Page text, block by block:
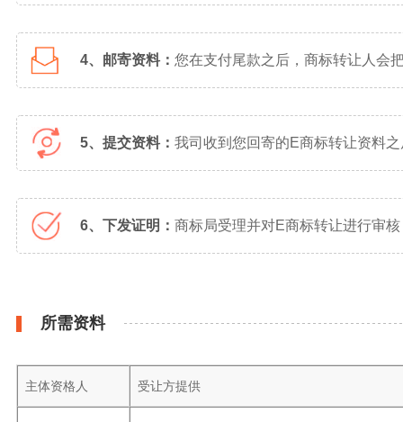
4、邮寄资料： 您在支付尾款之后，商标转让人会
5、提交资料： 我司收到您回寄的E商标转让资料
6、下发证明： 商标局受理并对E商标转让进行审
所需资料
主体资格人 受让方提供